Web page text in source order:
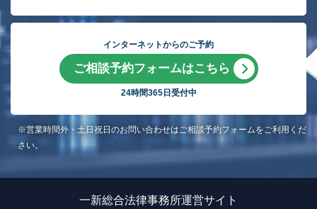
インターネットからのご予約
ご相談予約フォームはこちら
24時間365日受付中
※営業時間外・土日祝日のお問い合わせはご相談予約フォームをご利用くだ
さい。
一新総合法律事務所運営サイト